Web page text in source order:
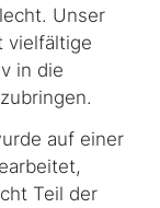
Unser
vielfältige
in die
auf einer
Teil der